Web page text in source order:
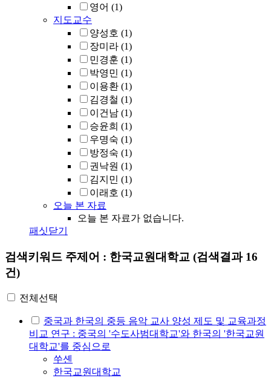
영어 (1)
지도교수
양성호 (1)
장미라 (1)
민경훈 (1)
박영민 (1)
이용환 (1)
김경철 (1)
이건남 (1)
승윤희 (1)
우명숙 (1)
방정숙 (1)
권낙원 (1)
김지민 (1)
이래호 (1)
오늘 본 자료
오늘 본 자료가 없습니다.
패싯닫기
검색키워드 주제어 : 한국교원대학교 (검색결과 16
건)
전체선택
중국과 한국의 중등 음악 교사 양성 제도 및 교육과정
비교 연구 : 중국의 '수도사범대학교'와 한국의 '한국교원
대학교'를 중심으로
쑤셴
한국교원대학교